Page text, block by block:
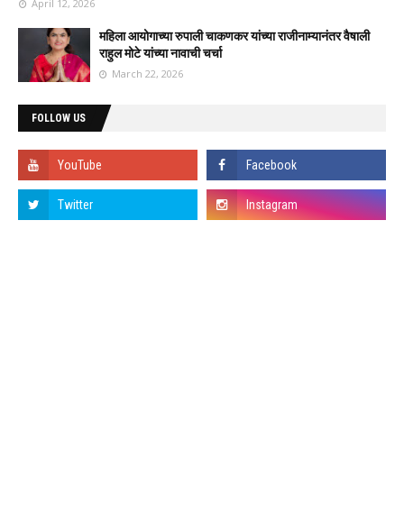
April 12, 2026
महिला आयोगाच्या रुपाली चाकणकर यांच्या राजीनाम्यानंतर वैषाली
राहुल मोटे यांच्या नावाची चर्चा
March 22, 2026
FOLLOW US